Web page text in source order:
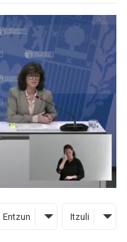
Entzun Itzuli